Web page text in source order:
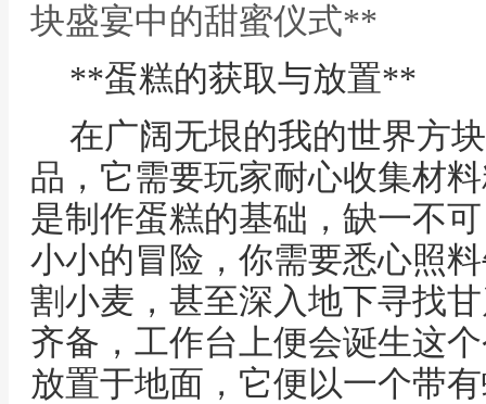
块盛宴中的甜蜜仪式**
**蛋糕的获取与放置**
在广阔无垠的我的世界方
品，它需要玩家耐心收集材
是制作蛋糕的基础，缺一不
小小的冒险，你需要悉心照
割小麦，甚至深入地下寻找
齐备，工作台上便会诞生这
放置于地面，它便以一个带